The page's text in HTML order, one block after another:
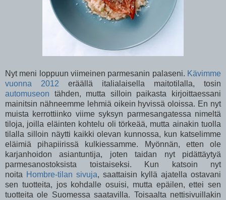
Nyt meni loppuun viimeinen parmesanin palaseni. Kävimme
vuonna 2012 eräällä italialaisella maitotilalla, tosin
automuseon tähden, mutta silloin paikasta kirjoittaessani
mainitsin nähneemme lehmiä oikein hyvissä oloissa. En nyt
muista kerrottiinko viime syksyn parmesangatessa nimeltä
tiloja, joilla eläinten kohtelu oli törkeää, mutta ainakin tuolla
tilalla silloin näytti kaikki olevan kunnossa, kun katselimme
eläimiä pihapiirissä kulkiessamme. Myönnän, etten ole
karjanhoidon asiantuntija, joten taidan nyt pidättäytyä
parmesanostoksista toistaiseksi. Kun katsoin nyt
noita Hombre-tilan sivuja, saattaisin kyllä ajatella ostavani
sen tuotteita, jos kohdalle osuisi, mutta epäilen, ettei sen
tuotteita ole Suomessa saatavilla. Toisaalta nettisivuillakin